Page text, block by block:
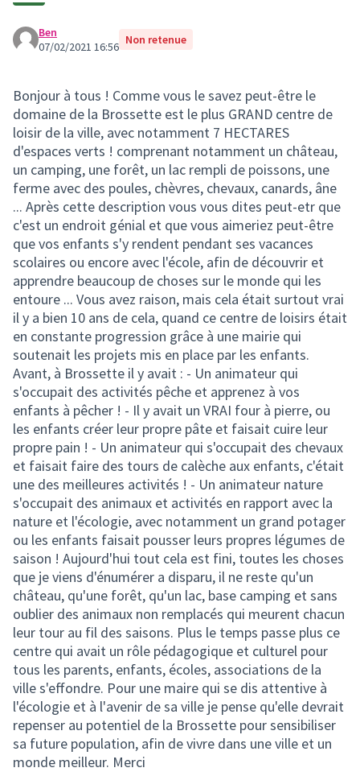
Ben
07/02/2021 16:56 Non retenue
Bonjour à tous ! Comme vous le savez peut-être le
domaine de la Brossette est le plus GRAND centre de
loisir de la ville, avec notamment 7 HECTARES
d'espaces verts ! comprenant notamment un château,
un camping, une forêt, un lac rempli de poissons, une
ferme avec des poules, chèvres, chevaux, canards, âne
... Après cette description vous vous dites peut-etr que
c'est un endroit génial et que vous aimeriez peut-être
que vos enfants s'y rendent pendant ses vacances
scolaires ou encore avec l'école, afin de découvrir et
apprendre beaucoup de choses sur le monde qui les
entoure ... Vous avez raison, mais cela était surtout vrai
il y a bien 10 ans de cela, quand ce centre de loisirs était
en constante progression grâce à une mairie qui
soutenait les projets mis en place par les enfants.
Avant, à Brossette il y avait : - Un animateur qui
s'occupait des activités pêche et apprenez à vos
enfants à pêcher ! - Il y avait un VRAI four à pierre, ou
les enfants créer leur propre pâte et faisait cuire leur
propre pain ! - Un animateur qui s'occupait des chevaux
et faisait faire des tours de calèche aux enfants, c'était
une des meilleures activités ! - Un animateur nature
s'occupait des animaux et activités en rapport avec la
nature et l'écologie, avec notamment un grand potager
ou les enfants faisait pousser leurs propres légumes de
saison ! Aujourd'hui tout cela est fini, toutes les choses
que je viens d'énumérer a disparu, il ne reste qu'un
château, qu'une forêt, qu'un lac, base camping et sans
oublier des animaux non remplacés qui meurent chacun
leur tour au fil des saisons. Plus le temps passe plus ce
centre qui avait un rôle pédagogique et culturel pour
tous les parents, enfants, écoles, associations de la
ville s'effondre. Pour une maire qui se dis attentive à
l'écologie et à l'avenir de sa ville je pense qu'elle devrait
repenser au potentiel de la Brossette pour sensibiliser
sa future population, afin de vivre dans une ville et un
monde meilleur. Merci